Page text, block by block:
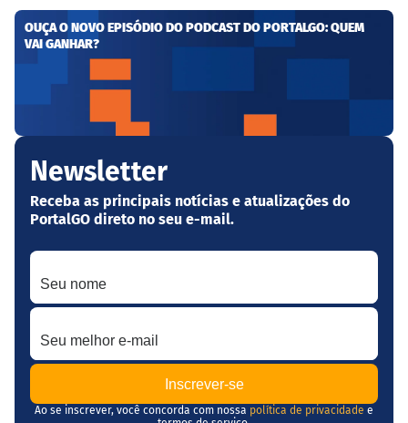
OUÇA O NOVO EPISÓDIO DO PODCAST DO PORTALGO: QUEM
VAI GANHAR?
Newsletter
Receba as principais notícias e atualizações do
PortalGO direto no seu e-mail.
Seu nome
Seu melhor e-mail
Ao se inscrever, você concorda com nossa política de privacidade e